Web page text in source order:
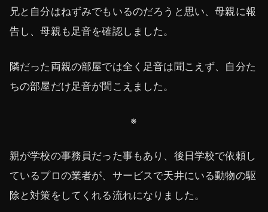
兄と自分はねずみでもいるのだろうと思い、母親に報
告し、母親も足音を確認しました。
隣だった両親の部屋では全く足音は聞こえず、自分た
ちの部屋だけ足音が聞こえました。
※
親が学校の事務員だった事もあり、後日学校で依頼し
ているプロの業者が、サービスで天井にいる動物の駆
除と対策をしてくれる流れになりました。